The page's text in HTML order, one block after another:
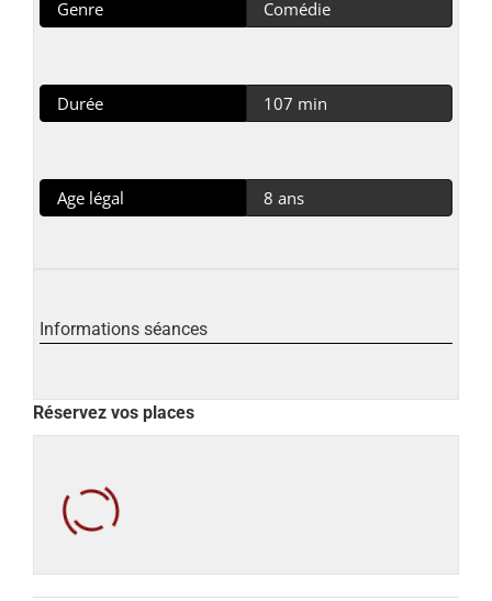
Genre Comédie
Durée 107 min
Age légal 8 ans
Informations séances
Réservez vos places